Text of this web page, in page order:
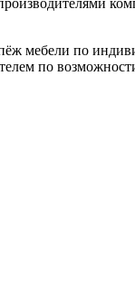
мебели по
по